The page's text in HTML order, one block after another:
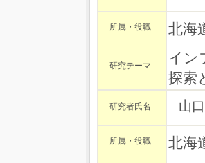
所属・役職 北海
研究テーマ
イン
探索
研究者氏名 山
所属・役職 北海